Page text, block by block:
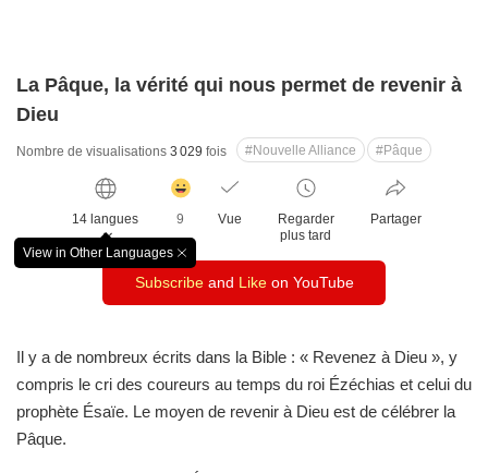
La Pâque, la vérité qui nous permet de revenir à
Dieu
Nombre de visualisations 3 029 fois #Nouvelle Alliance #Pâque
14 langues
View in Other Languages
창
닫
기
감
릭
수
9 Vue
Regarder
plus tard
Partager
Subscribeand Likeon YouTube
Il y a de nombreux écrits dans la Bible : « Revenez à Dieu », y
compris le cri des coureurs au temps du roi Ézéchias et celui du
prophète Ésaïe. Le moyen de revenir à Dieu est de célébrer la
Pâque.